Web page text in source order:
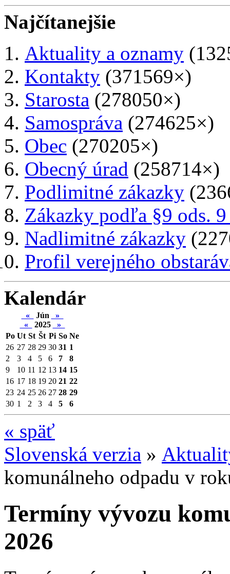
Najčítanejšie
Aktuality a oznamy
Kontakty (371569×)
Starosta (278050×)
Samospráva (274625×)
Obec (270205×)
Obecný úrad (258714×)
Podlimitné zákazky
Zákazky podľa §9 ods.
Nadlimitné zákazky
Profil verejného
Kalendár
« Jún
»
«
2025
»
Po Ut St Št Pi So Ne
26 27 28 29 30 31 1
2
3 4 5 6 7
8
9
10 11 12 13 14 15
16 17 18 19 20 21 22
23 24 25 26 27 28 29
30 1 2 3 4 5 6
« späť
Slovenská verzia »
komunálneho odpadu v
Termíny vývozu
2026